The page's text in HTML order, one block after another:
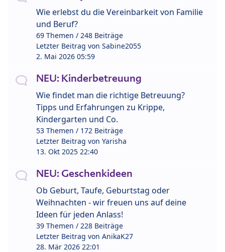
Wie erlebst du die Vereinbarkeit von Familie
und Beruf?
69 Themen / 248 Beiträge
Letzter Beitrag von Sabine2055
2. Mai 2026 05:59
NEU: Kinderbetreuung
Wie findet man die richtige Betreuung?
Tipps und Erfahrungen zu Krippe,
Kindergarten und Co.
53 Themen / 172 Beiträge
Letzter Beitrag von Yarisha
13. Okt 2025 22:40
NEU: Geschenkideen
Ob Geburt, Taufe, Geburtstag oder
Weihnachten - wir freuen uns auf deine
Ideen für jeden Anlass!
39 Themen / 228 Beiträge
Letzter Beitrag von AnikaK27
28. Mär 2026 22:01